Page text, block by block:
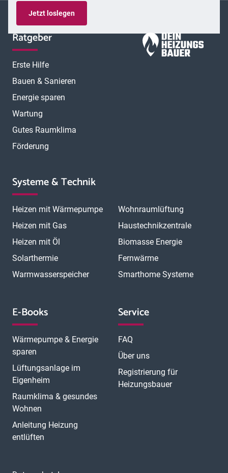
Jetzt loslegen
Ratgeber
Erste Hilfe
Bauen & Sanieren
Energie sparen
Wartung
Gutes Raumklima
Förderung
Systeme & Technik
Heizen mit Wärmepumpe
Heizen mit Gas
Heizen mit Öl
Solarthermie
Warmwasserspeicher
Wohnraumlüftung
Haustechnikzentrale
Biomasse Energie
Fernwärme
Smarthome Systeme
E-Books
Wärmepumpe & Energie
sparen
Lüftungsanlage im
Eigenheim
Raumklima & gesundes
Wohnen
Anleitung Heizung
entlüften
Service
FAQ
Über uns
Registrierung für
Heizungsbauer